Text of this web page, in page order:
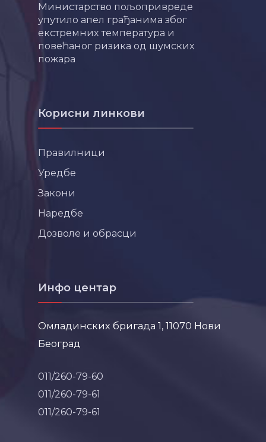
Министарство пољопривреде
упутило апел грађанима због
екстремних температура и
повећаног ризика од шумских
пожара
Корисни линкови
Правилници
Уредбе
Закони
Наредбе
Дозволе и обрасци
Инфо центар
Омладинских бригада 1, 11070 Нови
Београд
011/260-79-60
011/260-79-61
011/260-79-61